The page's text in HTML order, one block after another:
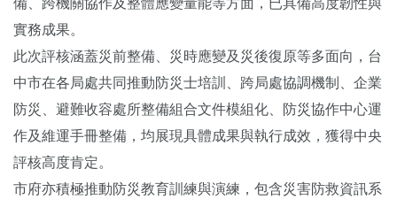
備、跨機關協作及整體應變量能等方面，已具備高度韌性與
實務成果。
此次評核涵蓋災前整備、災時應變及災後復原等多面向，台
中市在各局處共同推動防災士培訓、跨局處協調機制、企業
防災、避難收容處所整備組合文件模組化、防災協作中心運
作及維運手冊整備，均展現具體成果與執行成效，獲得中央
評核高度肯定。
市府亦積極推動防災教育訓練與演練，包含災害防救資訊系